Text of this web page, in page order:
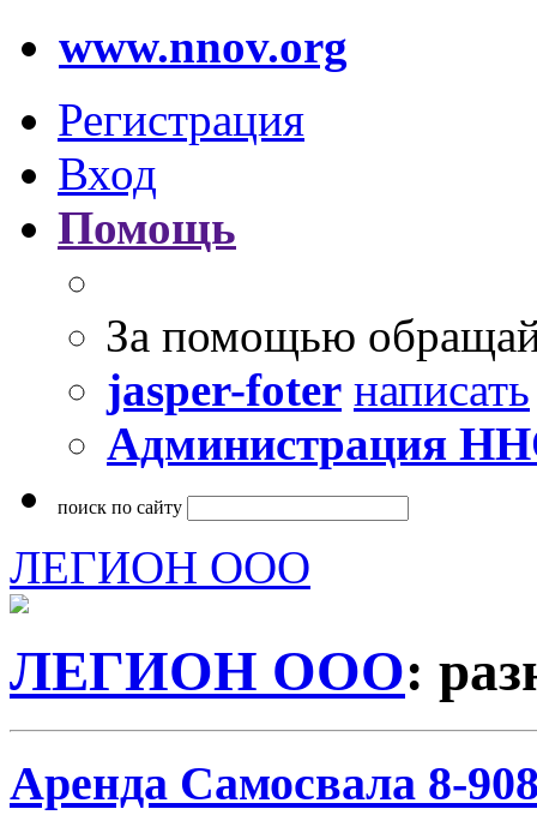
www.nnov.org
Регистрация
Вход
Помощь
За помощью
jasper-foter написать
Администрация
поиск по сайту
ЛЕГИОН ООО
ЛЕГИОН ООО:
Аренда Самосвала 8-